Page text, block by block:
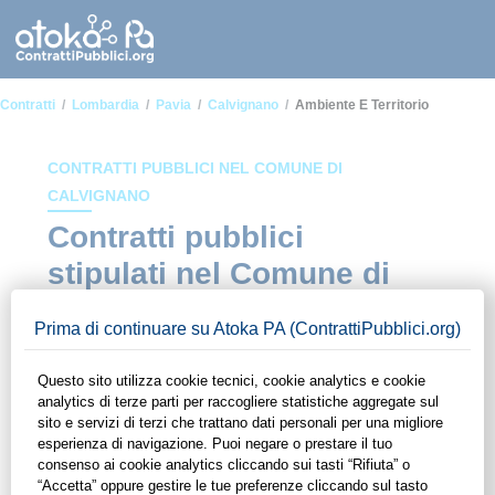
Contratti Lombardia Pavia Calvignano Ambiente E Territorio
CONTRATTI PUBBLICI NEL COMUNE DI
CALVIGNANO
Contratti pubblici
stipulati nel Comune di
Ambiente e territorio
In questa sezione del sito di ContrattiPubblici.org potrai avere
ad alcuni dei contratti presenti nella piattaforma stipulati
all'interno del Comune di Calvignano in ambito Ambiente e
territorio. Grazie alle funzionalità di ContrattiPubblici.org
potrai monitorare la scadenza dei contratti pubblici di tuo
interesse e programmare la tua attività commerciale con le